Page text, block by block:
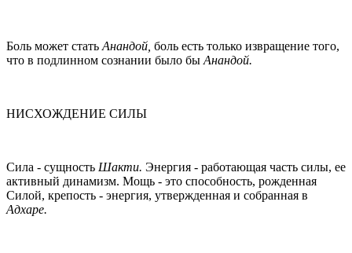
Боль может стать Анандой, боль есть только извращение того,
что в подлинном сознании было бы Анандой.
НИСХОЖДЕНИЕ СИЛЫ
Сила - сущность Шакти. Энергия - работающая часть силы, ее
активный динамизм. Мощь - это способность, рожденная
Силой, крепость - энергия, утвержденная и собранная в
Адхаре.